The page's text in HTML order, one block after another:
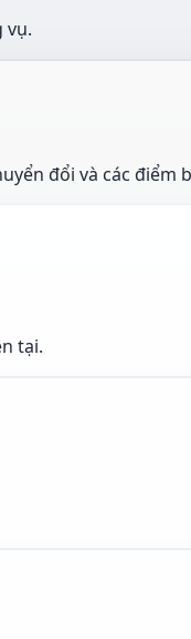
vụ.
đổi và các điểm
tại.